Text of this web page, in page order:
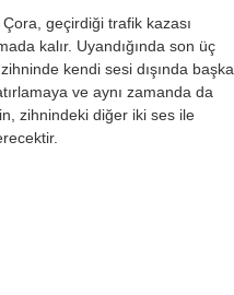
geçirdiği trafik kazası
kalır. Uyandığında son üç
kendi sesi dışında başka
ve aynı zamanda da
zihnindeki diğer iki ses ile